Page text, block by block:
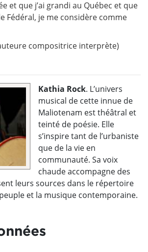
et que j’ai grandi au Québec et que
Fédéral, je me considère comme
compositrice interprète)
Kathia Rock. L’univers
musical de cette innue de
Maliotenam est théâtral et
teinté de poésie. Elle
s’inspire tant de l’urbaniste
que de la vie en
communauté. Sa voix
chaude accompagne des
leurs sources dans le répertoire
et la musique contemporaine.